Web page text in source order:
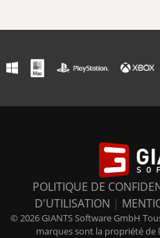
POLITIQUE DE
D'UTILISATION |
© 2026 GIANTS Software GmbH
marques sont la propriété de